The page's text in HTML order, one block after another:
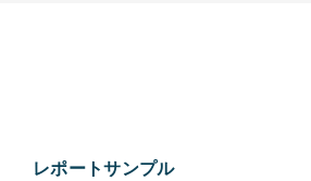
レポートサンプル